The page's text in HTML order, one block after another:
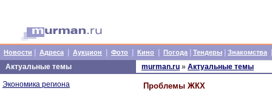
Новости Адреса Аукцион Фото Кино Погода Тендеры Знакомства
Актуальные темы
Экономика региона
murman.ru » Актуальные темы
Проблемы ЖКХ